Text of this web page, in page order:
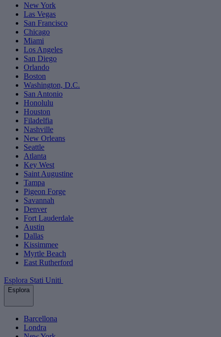
New York
Las Vegas
San Francisco
Chicago
Miami
Los Angeles
San Diego
Orlando
Boston
Washington, D.C.
San Antonio
Honolulu
Houston
Filadelfia
Nashville
New Orleans
Seattle
Atlanta
Key West
Saint Augustine
Tampa
Pigeon Forge
Savannah
Denver
Fort Lauderdale
Austin
Dallas
Kissimmee
Myrtle Beach
East Rutherford
Esplora Stati Uniti
Esplora
Barcellona
Londra